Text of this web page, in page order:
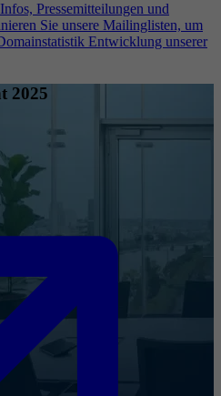
Pressemitteilungen und
Sie unsere Mailinglisten, um
Entwicklung unserer
2025